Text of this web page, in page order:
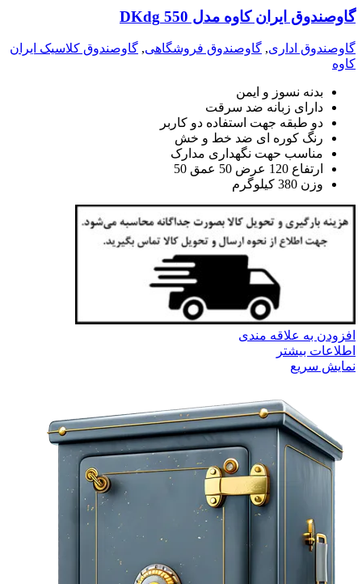
گاوصندوق ایران کاوه مدل 550 DKdg
گاوصندوق اداری, گاوصندوق فروشگاهی, گاوصندوق کلاسیک ایران
کاوه
بدنه نسوز و ایمن
دارای زبانه ضد سرقت
دو طبقه جهت استفاده دو کاربر
رنگ کوره ای ضد خط و خش
مناسب حهت نگهداری مدارک
ارتفاع 120 عرض 50 عمق 50
وزن 380 کیلوگرم
افزودن به علاقه مندی
اطلاعات بیشتر
نمایش سریع